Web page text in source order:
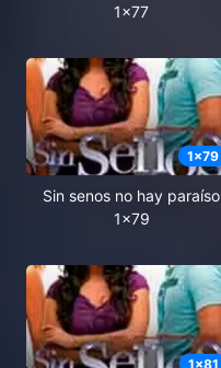
1x77
1x79
Sin senos no hay paraíso
1x79
1x81